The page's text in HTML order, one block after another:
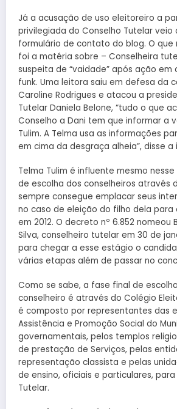
Já a acusação de uso eleitoreiro a
privilegiada do Conselho Tutelar
formulário de contato do blog. O
foi a matéria sobre – Conselheira
suspeita de “vaidade” após ação em
funk. Uma leitora saiu em defesa da
Caroline Rodrigues e atacou a
Tutelar Daniela Belone, “tudo o que
Conselho a Dani tem que informar a
Tulim. A Telma usa as informações
em cima da desgraça alheia”, disse
Telma Tulim é influente mesmo
de escolha dos conselheiros através
sempre consegue emplacar seus
no caso de eleição do filho dela para
em 2012. O decreto nº 6.852 nomeou
Silva, conselheiro tutelar em 30 de
para chegar a esse estágio o
várias etapas além de passar no
Como se sabe, a fase final de
conselheiro é através do Colégio
é composto por representantes das
Assistência e Promoção Social do
governamentais, pelos templos
de prestação de Serviços, pelas
representação classista e pelas
de ensino, oficiais e particulares,
Tutelar.